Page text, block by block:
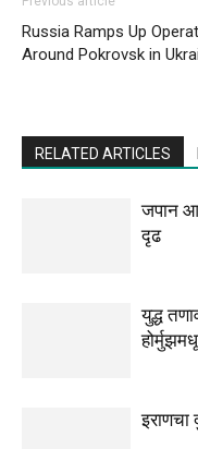
Russia Ramps Up
Around Pokrovsk in
RELATED ARTICLES
जपान
दृढ
युद्ध